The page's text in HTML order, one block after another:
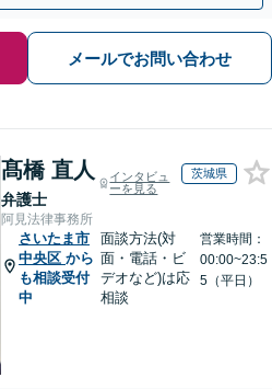
メールでお問い合わせ
髙橋 直人
弁護士
インタビュ
ーを見る
茨城県
阿見法律事務所
さいたま市
中央区 から
も相談受付
中
面談方法(対
面・電話・ビ
デオなど)は応
相談
営業時間：
00:00~23:5
5（平日）